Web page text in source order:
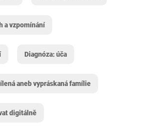
a vzpomínání
Diagnóza: úča
aneb vypráskaná famílie
digitálně